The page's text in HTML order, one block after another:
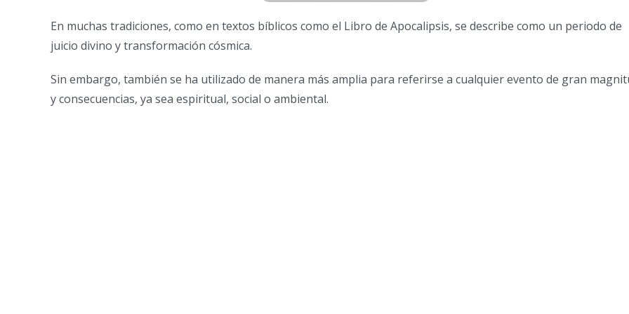
En muchas tradiciones, como en textos bíblicos como el Libro de Apocalipsis, se describe como un periodo de
juicio divino y transformación cósmica.
Sin embargo, también se ha utilizado de manera más amplia para referirse a cualquier evento de gran
y consecuencias, ya sea espiritual, social o ambiental.